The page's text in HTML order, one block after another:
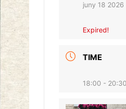
juny 18 2026
Expired!
TIME
18:00 - 20:30